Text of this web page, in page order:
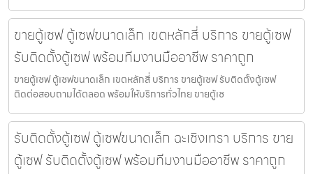
ขายตู้เซฟ ตู้เซฟขนาดเล็ก เขตหลักสี่ บริการ ขายตู้เซฟ
รับติดตั้งตู้เซฟ พร้อมทีมงานมืออาชีพ ราคาถูก
ขายตู้เซฟ ตู้เซฟขนาดเล็ก เขตหลักสี่ บริการ ขายตู้เซฟ รับติดตั้งตู้เซฟ
ติดต่อสอบถามได้ตลอด พร้อมให้บริการทั่วไทย ขายตู้เซ
รับติดตั้งตู้เซฟ ตู้เซฟขนาดเล็ก ฉะเชิงเทรา บริการ ขาย
ตู้เซฟ รับติดตั้งตู้เซฟ พร้อมทีมงานมืออาชีพ ราคาถูก